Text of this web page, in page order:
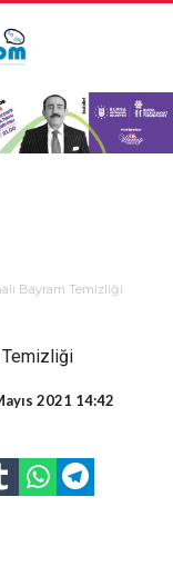
Bayram Temizliği
Temizliği
2021 14:42